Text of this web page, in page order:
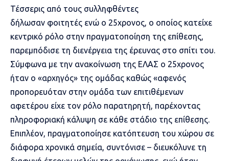
Τέσσερις από τους συλληφθέντες
δήλωσαν φοιτητές ενώ ο 25χρονος, ο οποίος κατείχε
κεντρικό ρόλο στην πραγματοποίηση της επίθεσης
παρεμπόδισε τη διενέργεια της έρευνας στο σπίτι του.
Σύμφωνα με την ανακοίνωση της ΕΛΑΣ ο 25χρονος
ήταν ο «αρχηγός» της ομάδας καθώς «αφενός
προπορευόταν στην ομάδα των επιτιθέμενων
αφετέρου είχε τον ρόλο παρατηρητή, παρέχοντας
πληροφοριακή κάλυψη σε κάθε στάδιο της επίθεσης
Επιπλέον, πραγματοποίησε κατόπτευση του χώρου σε
διάφορα χρονικά σημεία, συντόνισε – διευκόλυνε τη